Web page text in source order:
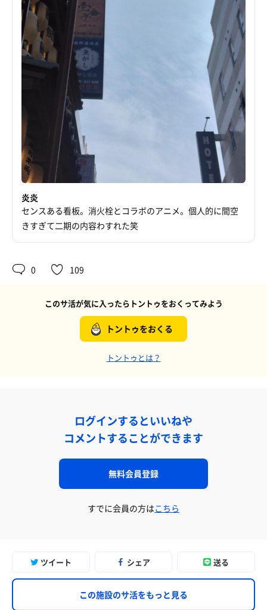
炎炎
センスある看板。消火栓とコラボのアニメ。個人的に間空
きすぎて二期の内容わすれた笑
0 109
このサ活が気に入ったらトントゥをおくってみよう
トントゥをおくる
トントゥとは？
ログインするといいねや
コメントすることができます
無料会員登録
すでに会員の方はこちら
ツイート シェア 送る
この施設のサ活をもっと見る